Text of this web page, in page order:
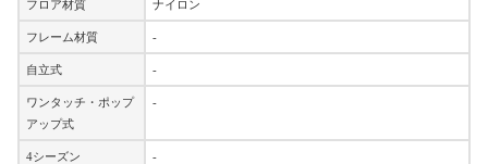
フロア材質 ナイロン
フレーム材質 -
自立式 -
ワンタッチ・ポップ
アップ式
-
4シーズン -